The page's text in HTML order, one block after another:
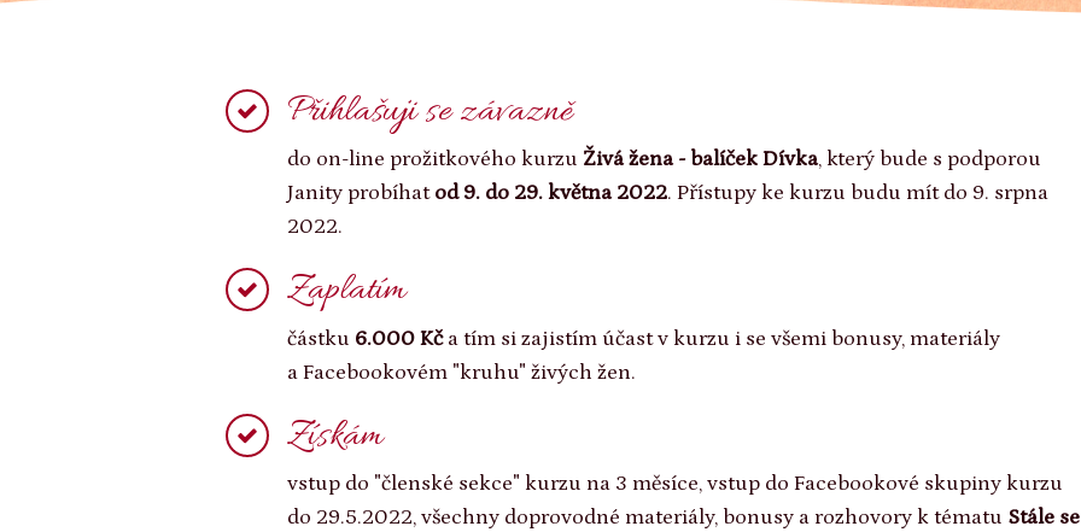
Přihlašuji se závazně
do on-line prožitkového kurzu Živá žena - balíček Dívka, který bude s podporou
Janity probíhat od 9. do 29. května 2022. Přístupy ke kurzu budu mít do 9. srpna
2022.
Zaplatím
částku 6.000 Kča tím si zajistím účast v kurzu i se všemi bonusy, materiály
a Facebookovém "kruhu" živých žen.
Získám
vstup do "členské sekce" kurzu na 3 měsíce, vstup do Facebookové skupiny kurzu
do 29.5.2022, všechny doprovodné materiály, bonusy a rozhovory k tématu Stále se